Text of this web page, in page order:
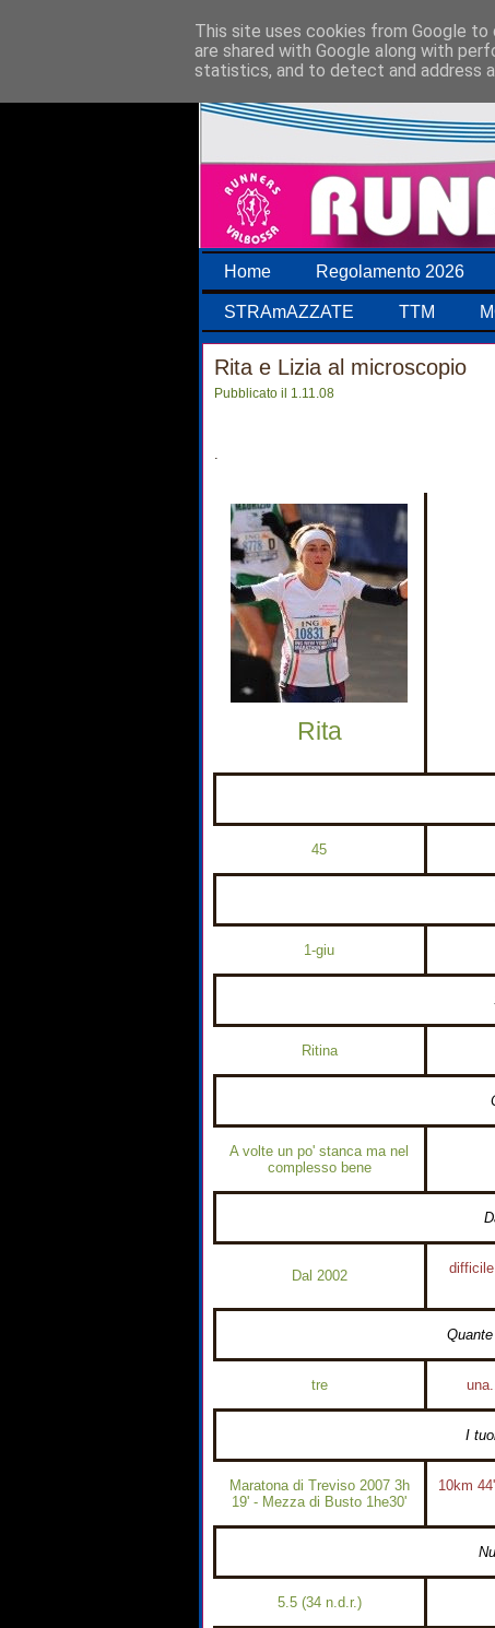
Home Regolamento 2026
STRAmAZZATE TTM
Rita e Lizia al microscopio
Pubblicato il 1.11.08
.
Rita
45
1-giu
Ritina
A volte un po' stanca ma nel
complesso bene
Dal 2002
tre
I
Maratona di Treviso 2007 3h
19' - Mezza di Busto 1he30'
10km
5.5 (34 n.d.r.)
This site uses cookies from Google to
are shared with Google along with
statistics, and to detect and address